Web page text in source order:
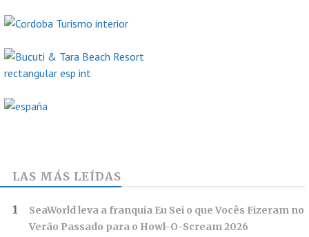
LAS MÁS LEÍDAS
SeaWorld leva a franquia Eu Sei o que Vocês Fizeram no
Verão Passado para o Howl-O-Scream 2026